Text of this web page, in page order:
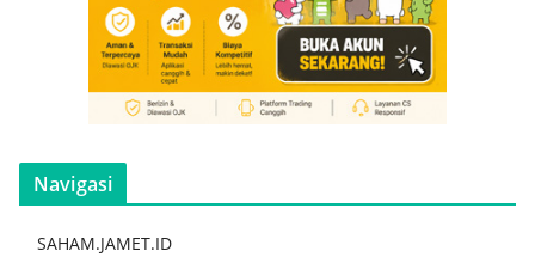
Navigasi
SAHAM.JAMET.ID